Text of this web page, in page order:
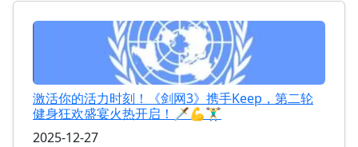
激活你的活力时刻！《剑网3》携手Keep，第二轮
健身狂欢盛宴火热开启！🗡️💪🏋️‍♂️
2025-12-27